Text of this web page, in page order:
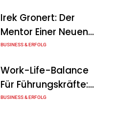
Irek Gronert: Der
Mentor Einer Neuen
Generation Von
BUSINESS & ERFOLG
Work-Life-Balance
Für Führungskräfte:
Illusion Oder Echte
BUSINESS & ERFOLG